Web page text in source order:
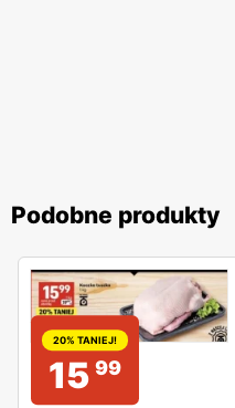
Podobne produkty
20% TANIEJ!
15 99